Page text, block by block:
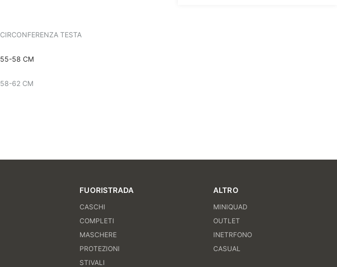
CIRCONFERENZA TESTA
55-58 CM
58-62 CM
FUORISTRADA
CASCHI
COMPLETI
MASCHERE
PROTEZIONI
STIVALI
ALTRO
MINIQUAD
OUTLET
INETRFONO
CASUAL